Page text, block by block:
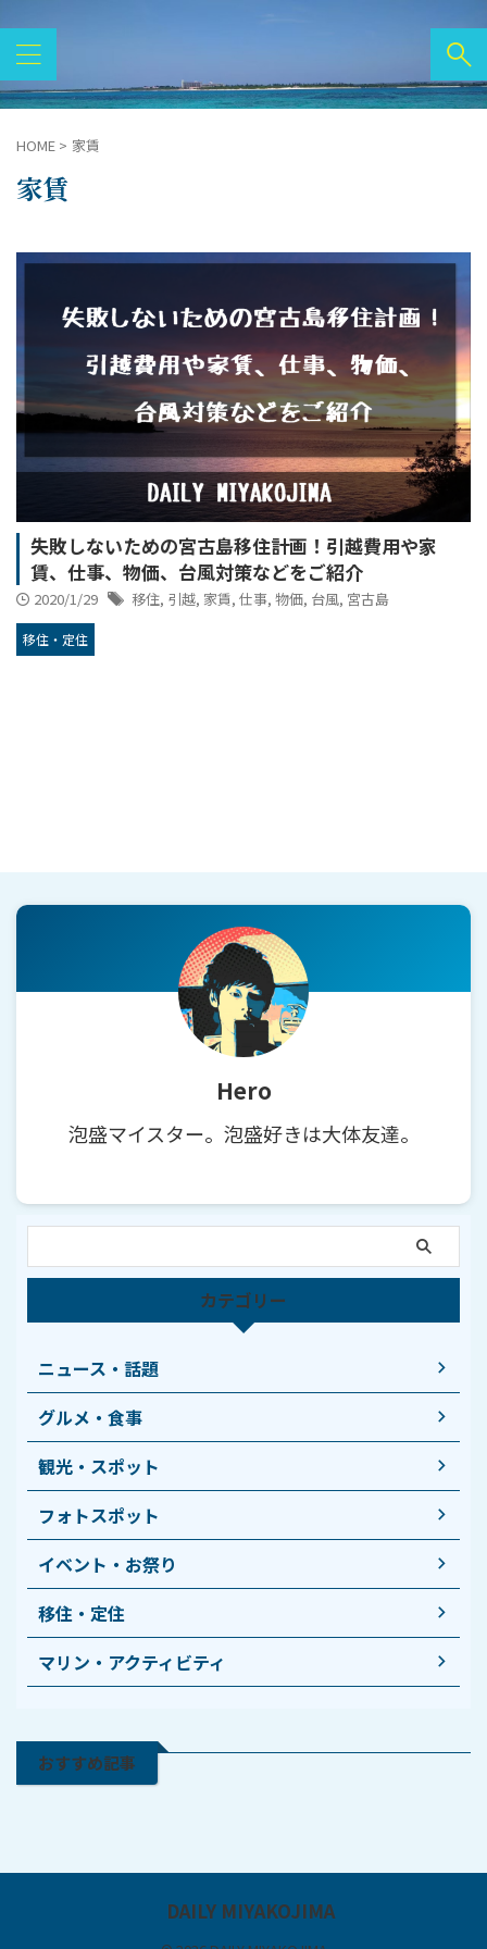
HOME > 家賃
家賃
失敗しないための宮古島移住計画！引越費用や家
賃、仕事、物価、台風対策などをご紹介
2020/1/29 移住, 引越, 家賃, 仕事, 物価, 台風, 宮古島
移住・定住
Hero
泡盛マイスター。泡盛好きは大体友達。
カテゴリー
ニュース・話題
グルメ・食事
観光・スポット
フォトスポット
イベント・お祭り
移住・定住
マリン・アクティビティ
おすすめ記事
DAILY MIYAKOJIMA